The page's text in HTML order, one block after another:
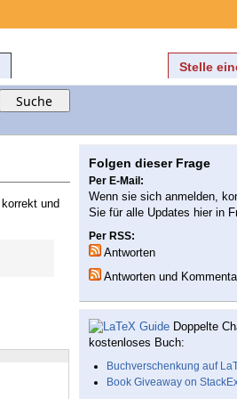
Stelle
korrekt und
Folgen dieser Frage
Per E-Mail:
Wenn sie sich anmelden,
Sie für alle Updates hier in
Per RSS:
Antworten
Antworten und
Doppelte
kostenloses Buch:
Buchverschenkung auf
Book Giveaway on